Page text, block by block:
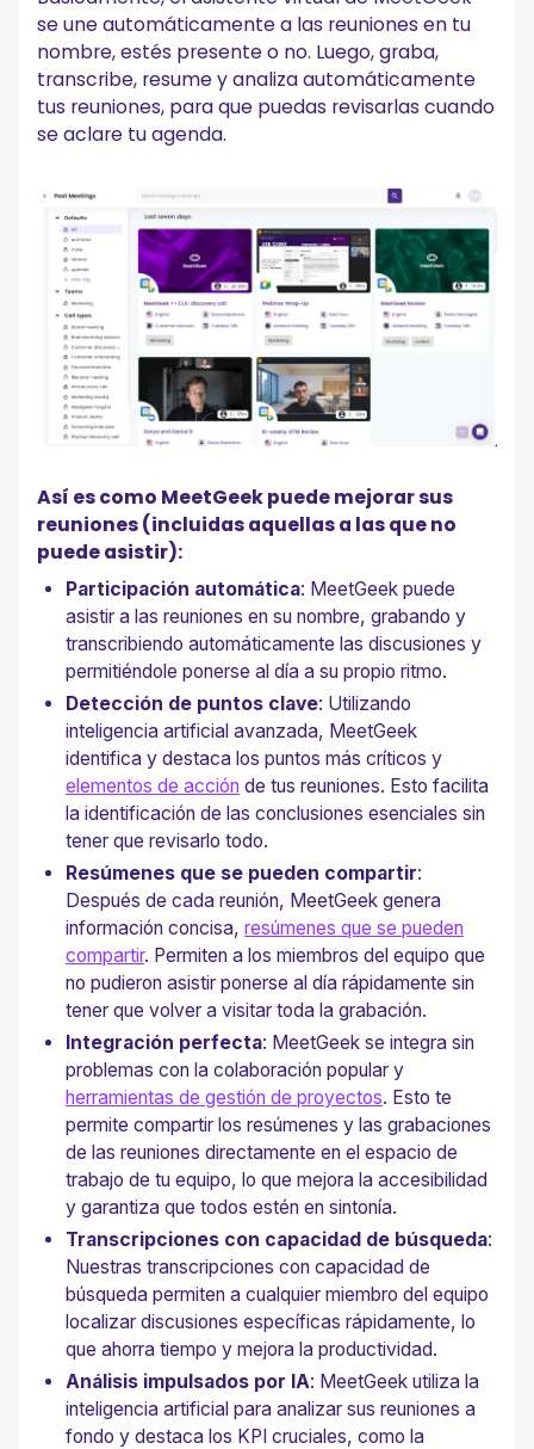
se une automáticamente a las reuniones en tu
nombre, estés presente o no. Luego, graba,
transcribe, resume y analiza automáticamente
tus reuniones, para que puedas revisarlas cuando
se aclare tu agenda.
Así es como MeetGeek puede mejorar sus
reuniones (incluidas aquellas a las que no
puede asistir):
Participación automática: MeetGeek puede
asistir a las reuniones en su nombre, grabando y
transcribiendo automáticamente las discusiones y
permitiéndole ponerse al día a su propio ritmo.
Detección de puntos clave: Utilizando
inteligencia artificial avanzada, MeetGeek
identifica y destaca los puntos más críticos y
elementos de acción de tus reuniones. Esto facilita
la identificación de las conclusiones esenciales sin
tener que revisarlo todo.
Resúmenes que se pueden compartir:
Después de cada reunión, MeetGeek genera
información concisa,resúmenes que se pueden
compartir. Permiten a los miembros del equipo que
no pudieron asistir ponerse al día rápidamente sin
tener que volver a visitar toda la grabación.
Integración perfecta: MeetGeek se integra sin
problemas con la colaboración popular y
herramientas de gestión de proyectos. Esto te
permite compartir los resúmenes y las grabaciones
de las reuniones directamente en el espacio de
trabajo de tu equipo, lo que mejora la accesibilidad
y garantiza que todos estén en sintonía.
Transcripciones con capacidad de búsqueda:
Nuestras transcripciones con capacidad de
búsqueda permiten a cualquier miembro del equipo
localizar discusiones específicas rápidamente, lo
que ahorra tiempo y mejora la productividad.
Análisis impulsados por IA: MeetGeek utiliza la
inteligencia artificial para analizar sus reuniones a
fondo y destaca los KPI cruciales, como la